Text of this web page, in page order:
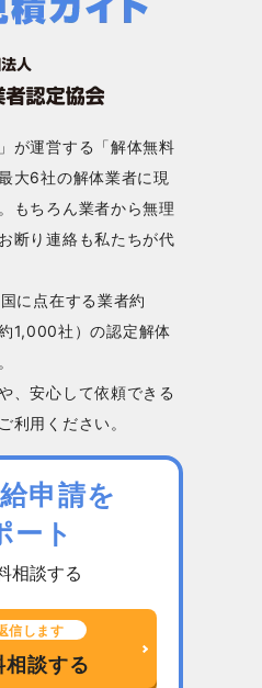
が運営する「解体無料
大6社の解体業者に現
もちろん業者から無理
断り連絡も私たちが代
に点在する業者約
1,000社）の認定解体
、安心して依頼できる
利用ください。
申請を
ート
信します
相談する